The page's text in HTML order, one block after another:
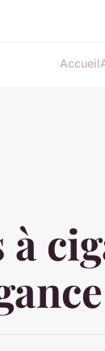
Accueil
à